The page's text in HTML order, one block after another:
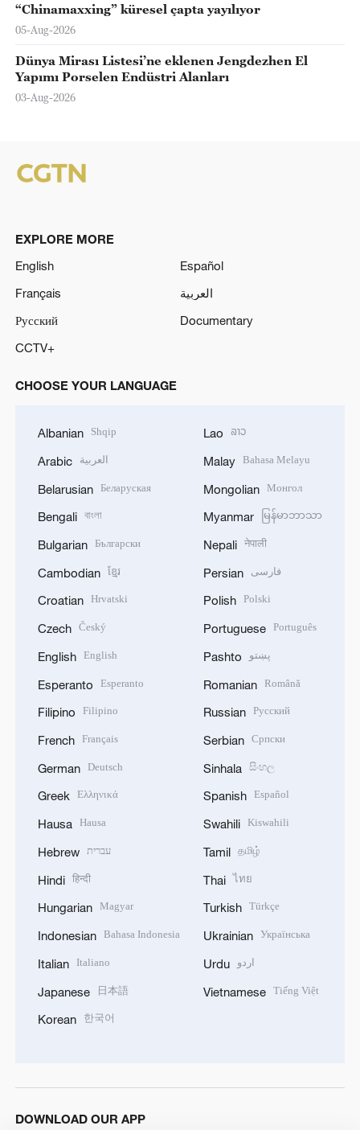
“Chinamaxxing” küresel çapta yayılıyor
05-Aug-2026
Dünya Mirası Listesi’ne eklenen Jengdezhen El
Yapımı Porselen Endüstri Alanları
03-Aug-2026
EXPLORE MORE
English
Español
Français
العربية
Русский
Documentary
CCTV+
CHOOSE YOUR LANGUAGE
Albanian Shqip
Arabic العربية
Belarusian Беларуская
Bengali বাংলা
Bulgarian Български
Cambodian ខ្មែរ
Croatian Hrvatski
Czech Český
English English
Esperanto Esperanto
Filipino Filipino
French Français
German Deutsch
Greek Ελληνικά
Hausa Hausa
Hebrew עברית
Hindi हिन्दी
Hungarian Magyar
Indonesian Bahasa Indonesia
Italian Italiano
Japanese 日本語
Korean 한국어
Lao ລາວ
Malay Bahasa Melayu
Mongolian Монгол
Myanmar မြန်မာဘာသာ
Nepali नेपाली
Persian فارسی
Polish Polski
Portuguese Português
Pashto پښتو
Romanian Română
Russian Русский
Serbian Српски
Sinhala සිංහල
Spanish Español
Swahili Kiswahili
Tamil தமிழ்
Thai ไทย
Turkish Türkçe
Ukrainian Українська
Urdu اردو
Vietnamese Tiếng Việt
DOWNLOAD OUR APP